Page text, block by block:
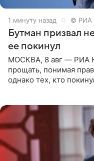
1 минуту назад © РИА
Бутман призвал
ее покинул
МОСКВА, 8 авг — РИА
прощать, понимая
однако тех, кто